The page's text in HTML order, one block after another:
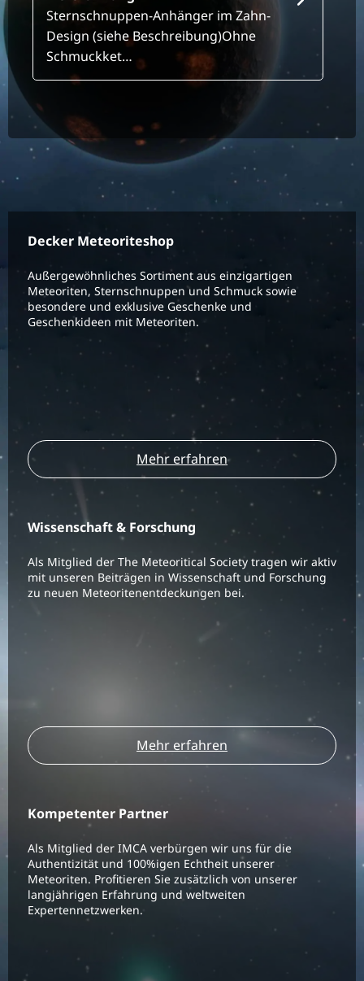
Sternschnuppen-Anhänger im Zahn-
Design (siehe Beschreibung)Ohne
Schmuckket…
Decker Meteoriteshop
Außergewöhnliches Sortiment aus einzigartigen
Meteoriten, Sternschnuppen und Schmuck sowie
besondere und exklusive Geschenke und
Geschenkideen mit Meteoriten.
Mehr erfahren
Wissenschaft & Forschung
Als Mitglied der The Meteoritical Society tragen wir aktiv
mit unseren Beiträgen in Wissenschaft und Forschung
zu neuen Meteoritenentdeckungen bei.
Mehr erfahren
Kompetenter Partner
Als Mitglied der IMCA verbürgen wir uns für die
Authentizität und 100%igen Echtheit unserer
Meteoriten. Profitieren Sie zusätzlich von unserer
langjährigen Erfahrung und weltweiten
Expertennetzwerken.